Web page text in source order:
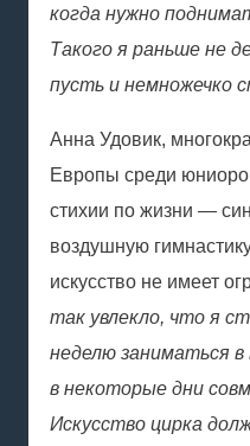
когда нужно
Такого я раньше не
пусть и немножечко
Анна Удовик,
Европы среди
стихии по жизни —
воздушную
искусство не имеет
так увлекло, что я
неделю заниматься в
в некоторые дни
Искусство цирка